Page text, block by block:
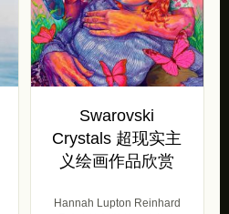
Swarovski
Crystals 超现实主
义绘画作品欣赏
Hannah Lupton Reinhard